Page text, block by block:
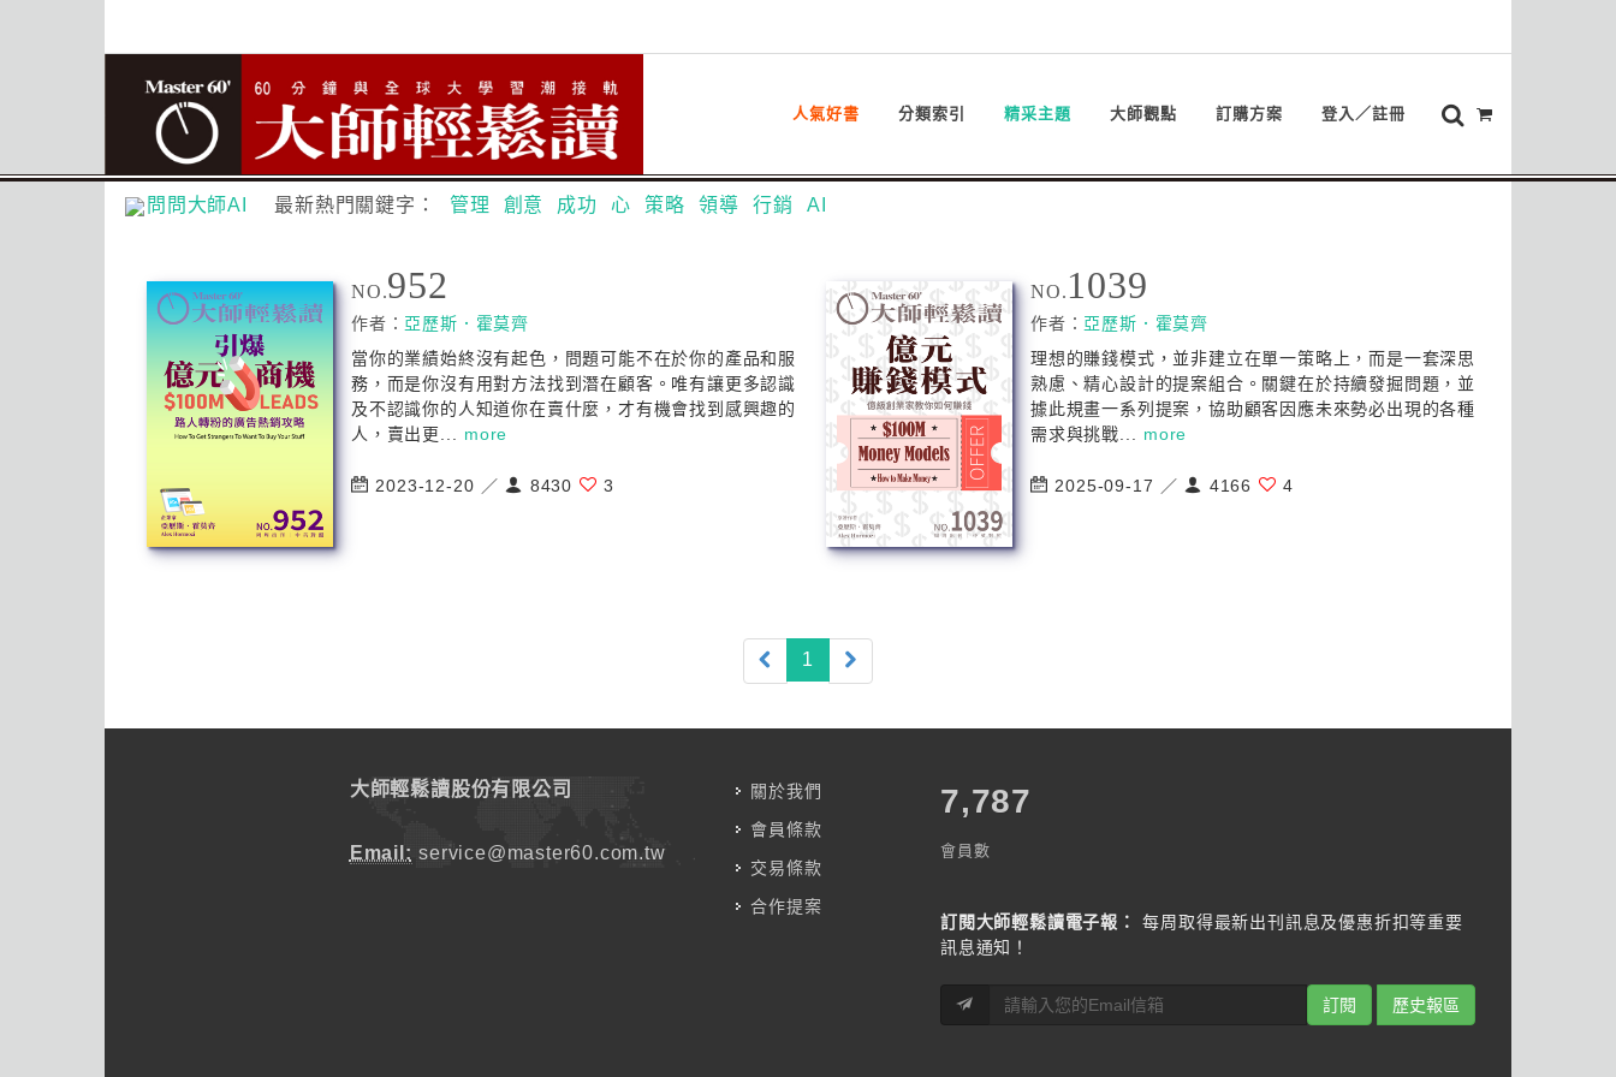
人氣好書 分類索引 精采主題 大師觀點 訂購方案 登入／註冊
問問大師AI 最新熱門關鍵字： 管理 創意 成功 心 策略 領導 行銷 AI
NO.952
作者： 亞歷斯．霍莫齊
當你的業績始終沒有起色，問題可能不在於你的產品和服
務，而是你沒有用對方法找到潛在顧客。唯有讓更多認識
及不認識你的人知道你在賣什麼，才有機會找到感興趣的
人，賣出更... more
2023-12-20 ／ 8430 3
NO. 1039
作者： 亞歷斯．霍莫齊
理想的賺錢模式，並非建立在單一策略上，而是一套深思
熟慮、精心設計的提案組合。關鍵在於持續發掘問題，並
據此規畫一系列提案，協助顧客因應未來勢必出現的各種
需求與挑戰... more
2025-09-17 ／ 4166 4
1 (current)
大師輕鬆讀股份有限公司
Email: service@master60.com.tw
關於我們
會員條款
交易條款
合作提案
7,787
會員數
訂閱大師輕鬆讀電子報：
每周取得最新出刊訊息及優惠折扣等重要
訊息通知！
訂閱 歷史報區